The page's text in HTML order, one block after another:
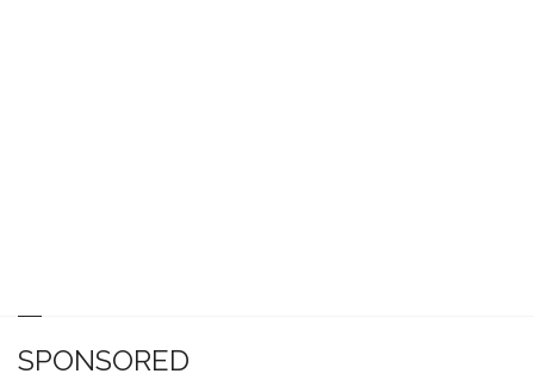
SPONSORED